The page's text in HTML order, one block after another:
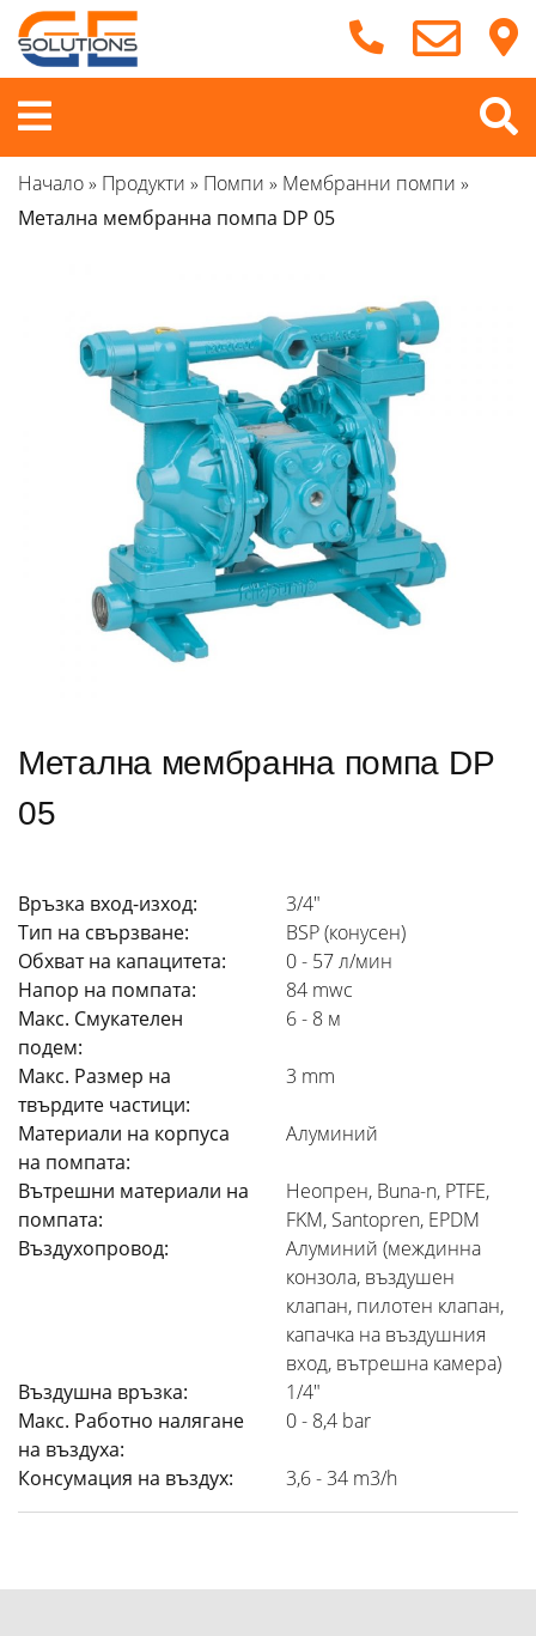
Продължете
към
съдържанието
Меню
Начало» Продукти » Помпи » Мембранни помпи »
Метална мембранна помпа DP 05
Метална мембранна помпа DP
05
Връзка вход-изход:
3/4"
Тип на свързване:
BSP (конусен)
Обхват на капацитета:
0 - 57 л/мин
Напор на помпата:
84 mwc
Макс. Смукателен
подем:
6 - 8 м
Макс. Размер на
твърдите частици:
3 mm
Материали на корпуса
на помпата:
Алуминий
Вътрешни материали на
помпата:
Неопрен, Buna-n, PTFE,
FKM, Santopren, EPDM
Въздухопровод:
Алуминий (междинна
конзола, въздушен
клапан, пилотен клапан,
капачка на въздушния
вход, вътрешна камера)
Въздушна връзка:
1/4"
Макс. Работно налягане
на въздуха:
0 - 8,4 bar
Консумация на въздух: 3,6 - 34 m3/h